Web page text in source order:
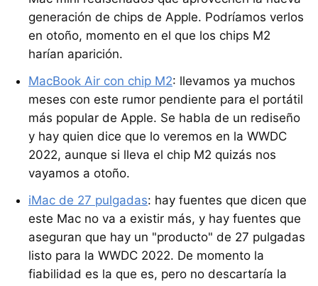
generación de chips de Apple. Podríamos verlos
en otoño, momento en el que los chips M2
harían aparición.
MacBook Air con chip M2: llevamos ya muchos
meses con este rumor pendiente para el portátil
más popular de Apple. Se habla de un rediseño
y hay quien dice que lo veremos en la WWDC
2022, aunque si lleva el chip M2 quizás nos
vayamos a otoño.
iMac de 27 pulgadas: hay fuentes que dicen que
este Mac no va a existir más, y hay fuentes que
aseguran que hay un "producto" de 27 pulgadas
listo para la WWDC 2022. De momento la
fiabilidad es la que es, pero no descartaría la